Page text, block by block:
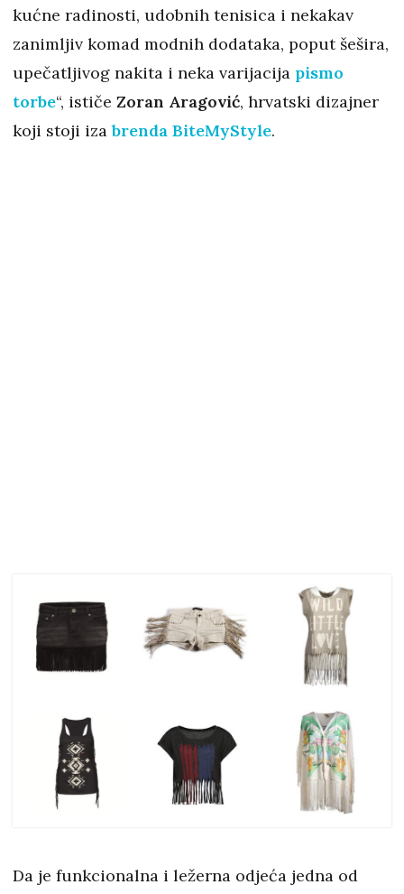
kućne radinosti, udobnih tenisica i nekakav
zanimljiv komad modnih dodataka, poput šešira,
upečatljivog nakita i neka varijacija pismo
torbe“, ističe Zoran Aragović, hrvatski dizajner
koji stoji izabrenda BiteMyStyle.
Da je funkcionalna i ležerna odjeća jedna od